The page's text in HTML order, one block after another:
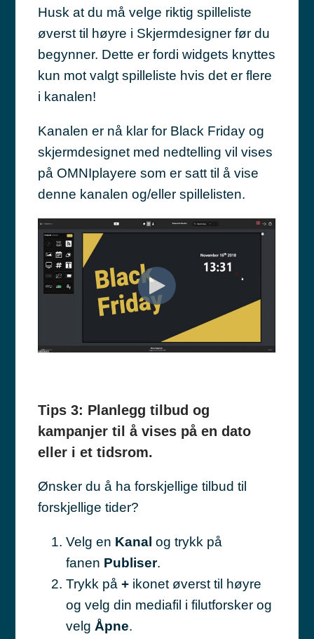
Husk at du må velge riktig spilleliste
øverst til høyre i Skjermdesigner før du
begynner. Dette er fordi widgets knyttes
kun mot valgt spilleliste hvis det er flere
i kanalen!
Kanalen er nå klar for Black Friday og
skjermdesignet med nedtelling vil vises
på OMNIplayere som er satt til å vise
denne kanalen og/eller spillelisten.
Tips 3: Planlegg tilbud og
kampanjer til å vises på en dato
eller i et tidsrom.
Ønsker du å ha forskjellige tilbud til
forskjellige tider?
Velg en Kanal og trykk på
fanen Publiser.
Trykk på+ ikonet øverst til høyre
og velg din mediafil i filutforsker og
velgÅpne.